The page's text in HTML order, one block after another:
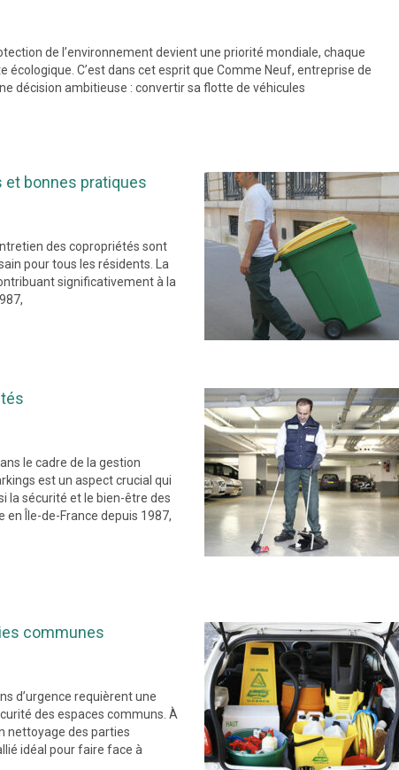
de l’environnement devient une priorité mondiale, chaque
C’est dans cet esprit que Comme Neuf, entreprise de
décision ambitieuse : convertir sa flotte de véhicules
et bonnes pratiques
des copropriétés sont
pour tous les résidents. La
significativement à la
le cadre de la gestion
est un aspect crucial qui
la sécurité et le bien-être des
en Île-de-France depuis 1987,
communes
d’urgence requièrent une
des espaces communs. À
nettoyage des parties
idéal pour faire face à